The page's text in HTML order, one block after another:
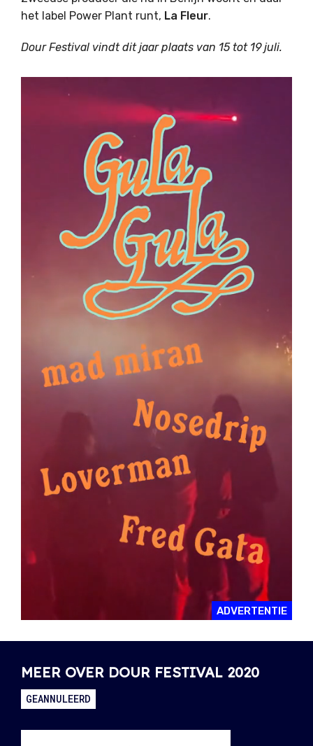
ADVERTENTIE
het label Power Plant runt, La Fleur.
Dour Festival vindt dit jaar plaats van 15 tot 19 juli.
MEER OVER DOUR FESTIVAL 2020
GEANNULEERD